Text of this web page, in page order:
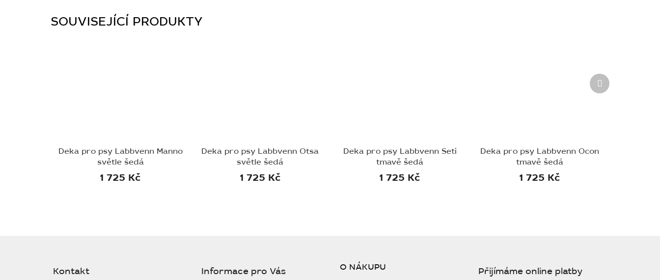
SOUVISEJÍCÍ PRODUKTY
Deka pro psy Labbvenn Manno
světle šedá
1 725 Kč
Deka pro psy Labbvenn Otsa
světle šedá
1 725 Kč
Deka pro psy Labbvenn Seti
tmavě šedá
1 725 Kč
Deka pro psy Labbvenn Ocon
tmavě šedá
1 725 Kč
Další
produkt
Kontakt Informace pro Vás O NÁKUPU Přijímáme online platby